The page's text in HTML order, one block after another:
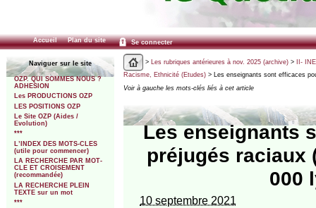
Accueil Plan du site Se connecter
Naviguer sur le site
OZP. QUI SOMMES NOUS ?
ADHESION
Les PRODUCTIONS OZP
LES POSITIONS OZP
Le Site OZP (Aides /
Evolution)
***
L’INDEX DES MOTS-CLES
(utile pour commencer)
LA RECHERCHE PAR MOT-
CLE ET CROISEMENT
(recommandée)
LA RECHERCHE PLEIN
TEXTE sur un mot
***
> Les rubriques antérieures à nov. 2025 (archive)>
II-
Racisme, Ethnicité (Etudes)> Les enseignants sont efficaces
Voir à gauche les mots-clés liés à cet article
Les enseignants
préjugés raciaux
000
10 septembre 2021